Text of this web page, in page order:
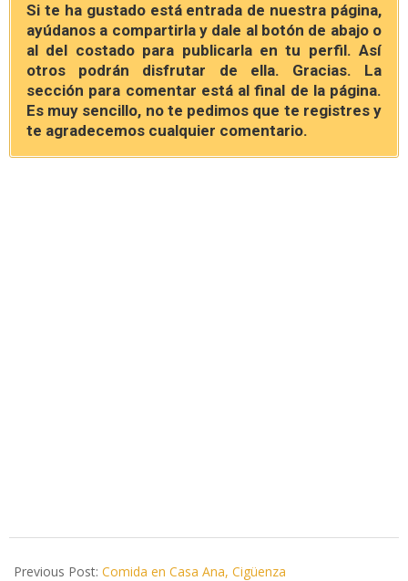
Si te ha gustado está entrada de nuestra página,
ayúdanos a compartirla y dale al botón de abajo o
al del costado para publicarla en tu perfil. Así
otros podrán disfrutar de ella. Gracias. La
sección para comentar está al final de la página.
Es muy sencillo, no te pedimos que te registres y
te agradecemos cualquier comentario.
11-
Previous Post: Comida en Casa Ana, Cigüenza